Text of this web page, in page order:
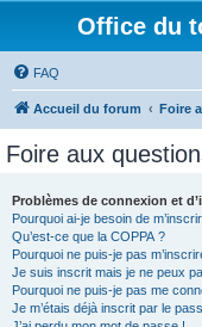
Office du
FAQ
Accueil du forum Foire
Foire aux
Problèmes de connexion et
Pourquoi ai-je besoin de
Qu’est-ce que la COPPA ?
Pourquoi ne puis-je pas
Je suis inscrit mais je ne peux
Pourquoi ne puis-je pas me
Je m’étais déjà inscrit par le